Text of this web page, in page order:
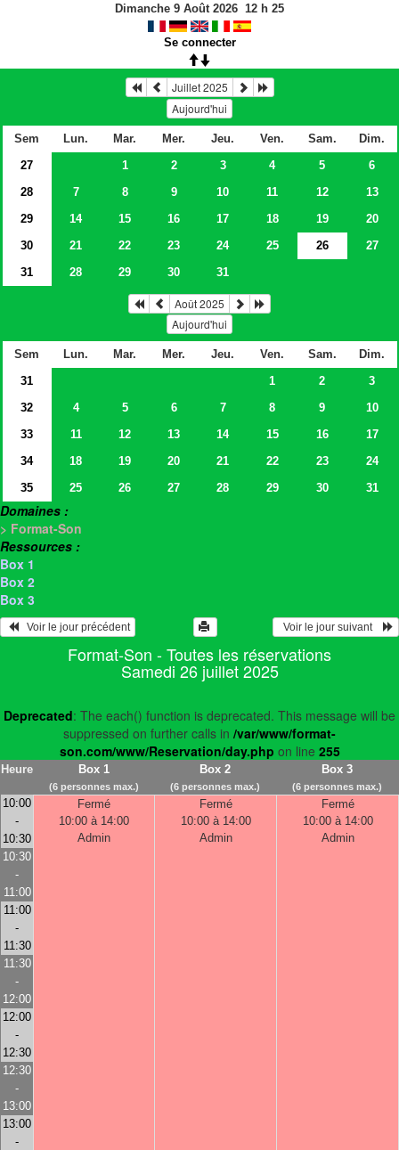
Dimanche 9 Août 2026 12 h 25
Se connecter
Juillet 2025
Aujourd'hui
Sem Lun. Mar. Mer. Jeu. Ven. Sam.
Dim.
27
1 2 3 4 5
6
28
7 8 9 10 11 12
13
29
14 15 16 17 18 19
20
30
21 22 23 24 25 26
27
31
28 29 30 31
Août 2025
Aujourd'hui
Sem Lun. Mar. Mer. Jeu. Ven. Sam.
Dim.
31
1 2
3
32
4 5 6 7 8 9
10
33
11 12 13 14 15 16
17
34
18 19 20 21 22 23
24
35
25 26 27 28 29 30 31
Domaines :
> Format-Son
Ressources :
Box 1
Box 2
Box 3
   Voir le jour précédent
  Voir le jour suivant
Format-Son - Toutes les réservations
Samedi 26 juillet 2025
Deprecated: The each() function is deprecated. This message will be
suppressed on further calls in /var/www/format-
son.com/www/Reservation/day.php on line 255
Heure Box 1
(6 personnes max.)
Box 2
(6 personnes max.)
Box 3
(6 personnes max.)
10:00
-
10:30
Fermé
10:00 à 14:00
Admin
Fermé
10:00 à 14:00
Admin
Fermé
10:00 à 14:00
Admin
10:30
-
11:00
11:00
-
11:30
11:30
-
12:00
12:00
-
12:30
12:30
-
13:00
13:00
-